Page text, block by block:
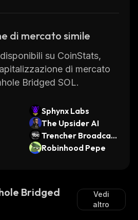
di mercato simile
su CoinStats,
di mercato
Bridged SOL.
Sphynx Labs
The Upsider AI
Trencher Broadcast
ing Company
Robinhood Pepe
Bridged
Vedi
altro